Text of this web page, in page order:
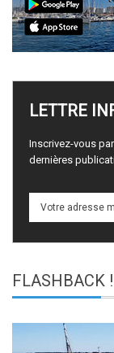
LETTRE
Inscrivez-vous
dernières
FLASHBACK !